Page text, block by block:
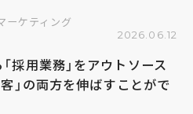
ケティング
2026.06.12
採用業務」をアウトソース
客」の両方を伸ばすことがで